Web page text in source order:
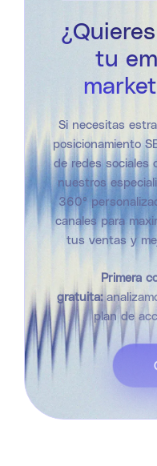
tu
Si necesitas
posicionamiento
de redes sociales
nuestros
360°
canales para
tus ventas y
Primera
gratuita:
plan de